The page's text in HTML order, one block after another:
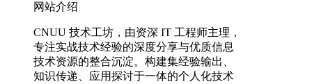
网站介绍
CNUU 技术工坊，由资深 IT 工程师主理，
专注实战技术经验的深度分享与优质信息
技术资源的整合沉淀。构建集经验输出、
知识传递、应用探讨于一体的个人化技术